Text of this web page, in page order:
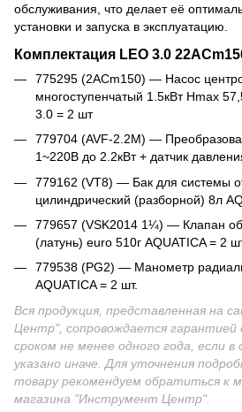
обслуживания, что делает её
установки и запуска в эксплуатацию.
Комплектация LEO 3.0
775295 (2ACm150) — Насос
многоступенчатый 1.5кВт Hmax
3.0 = 2 шт
779704 (AVF-2.2M) —
1~220В до 2.2кВт + датчик
779162 (VT8) — Бак для системы
цилиндрический (разборной) 8л
779657 (VSK2014 1¼) — Клапан
(латунь) euro 510г AQUATICA = 2
779538 (PG2) — Манометр
AQUATICA = 2 шт.
Вся продукция, представленная на
Центр", сопровождается гарантией
сроком не менее одного года, если в
указано иначе. Для уточнения
товару рекомендуем обратиться к
магазина "Инструмент Центр".